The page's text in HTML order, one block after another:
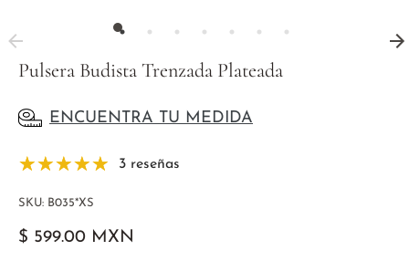
Pulsera Budista Trenzada Plateada
ENCUENTRA TU MEDIDA
3 reseñas
SKU: B035*XS
$ 599.00 MXN